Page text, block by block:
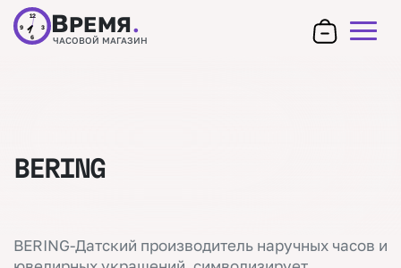
12
3
6
9 ВРЕМЯ.
ЧАСОВОЙ МАГАЗИН
BERING
BERING-Датский производитель наручных часов и